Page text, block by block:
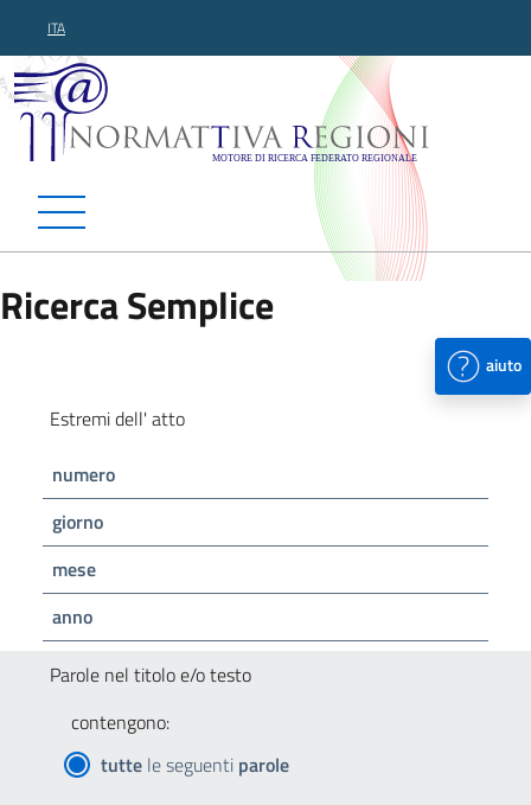
ITA
Normattiva Regioni -
Ricerca Semplice
aiuto
Estremi dell' atto
numero
giorno
mese
anno
Parole nel titolo e/o testo
contengono:
tutte le seguenti parole